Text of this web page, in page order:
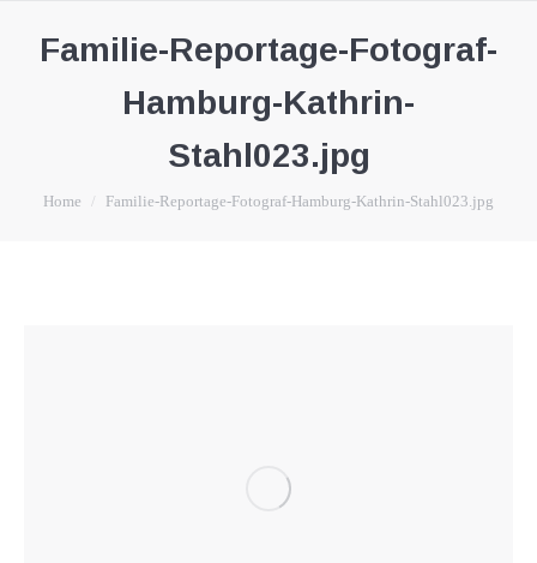
Familie-Reportage-Fotograf-
Hamburg-Kathrin-
Stahl023.jpg
You are here:
Home Familie-Reportage-Fotograf-Hamburg-Kathrin-Stahl023.jpg